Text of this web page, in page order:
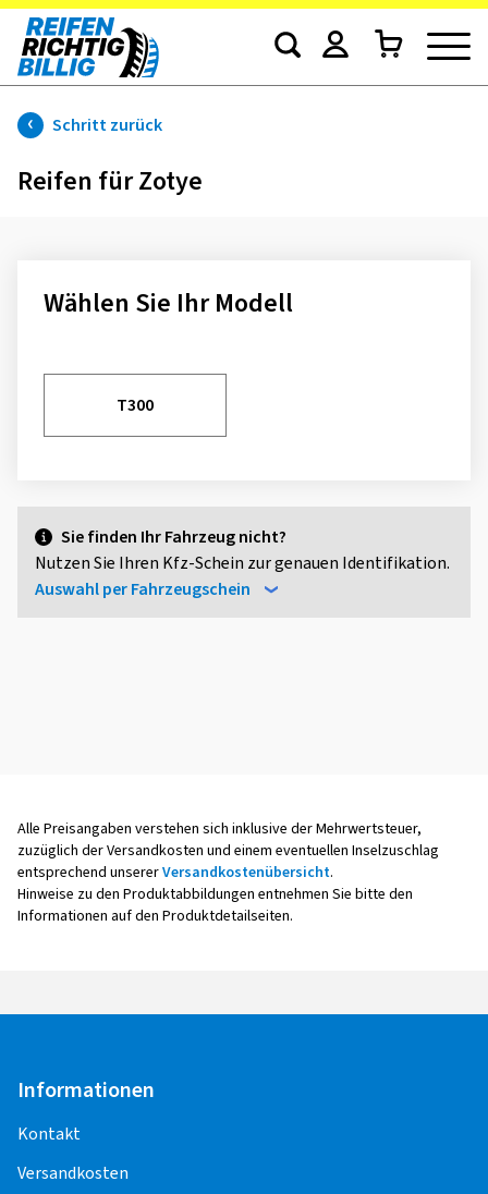
Schritt zurück
Reifen für Zotye
Sie finden Ihr Fahrzeug nicht?
Nutzen Sie Ihren Kfz-Schein zur genauen Identifikation.
Auswahl per Fahrzeugschein
Wählen Sie Ihr Modell
T300
Alle Preisangaben verstehen sich inklusive der Mehrwertsteuer,
zuzüglich der Versandkosten und einem eventuellen Inselzuschlag
entsprechend unsererVersandkostenübersicht.
Hinweise zu den Produktabbildungen entnehmen Sie bitte den
Informationen auf den Produktdetailseiten.
Informationen
Kontakt
Versandkosten